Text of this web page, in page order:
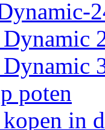
poten
in